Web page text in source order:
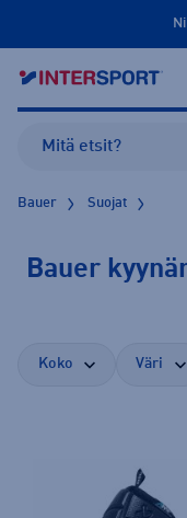
Bauer Suojat
Bauer
Koko Väri